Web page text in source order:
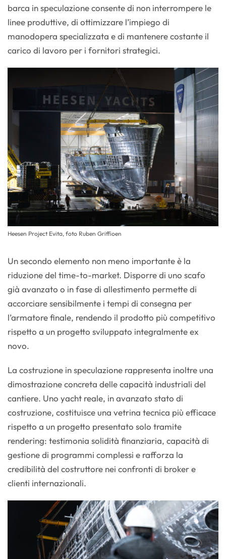
barca in speculazione consente di non interrompere le
linee produttive, di ottimizzare l’impiego di
manodopera specializzata e di mantenere costante il
carico di lavoro per i fornitori strategici.
Heesen Project Evita, foto Ruben Griffioen
Un secondo elemento non meno importante è la
riduzione del time-to-market. Disporre di uno scafo
già avanzato o in fase di allestimento permette di
accorciare sensibilmente i tempi di consegna per
l’armatore finale, rendendo il prodotto più competitivo
rispetto a un progetto sviluppato integralmente ex
novo.
La costruzione in speculazione rappresenta inoltre una
dimostrazione concreta delle capacità industriali del
cantiere. Uno yacht reale, in avanzato stato di
costruzione, costituisce una vetrina tecnica più efficace
rispetto a un progetto presentato solo tramite
rendering: testimonia solidità finanziaria, capacità di
gestione di programmi complessi e rafforza la
credibilità del costruttore nei confronti di broker e
clienti internazionali.